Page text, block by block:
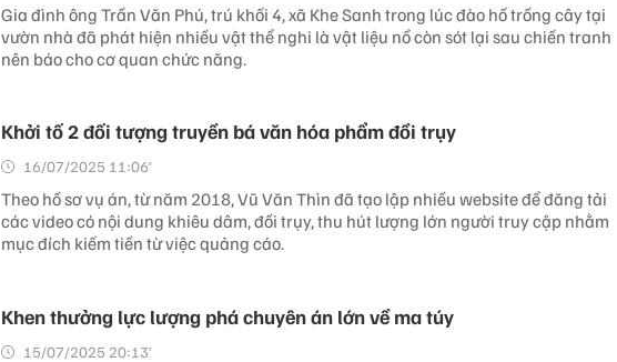
Gia đình ông Trần Văn Phú, trú khối 4, xã Khe Sanh trong lúc đào hố trồng cây tại
vườn nhà đã phát hiện nhiều vật thể nghi là vật liệu nổ còn sót lại sau chiến tranh
nên báo cho cơ quan chức năng.
Khởi tố 2 đối tượng truyền bá văn hóa phẩm đồi trụy
16/07/2025 11:06’
Theo hồ sơ vụ án, từ năm 2018, Vũ Văn Thìn đã tạo lập nhiều website để đăng tải
các video có nội dung khiêu dâm, đồi trụy, thu hút lượng lớn người truy cập nhằm
mục đích kiếm tiền từ việc quảng cáo.
Khen thưởng lực lượng phá chuyên án lớn về ma túy
15/07/2025 20:13’